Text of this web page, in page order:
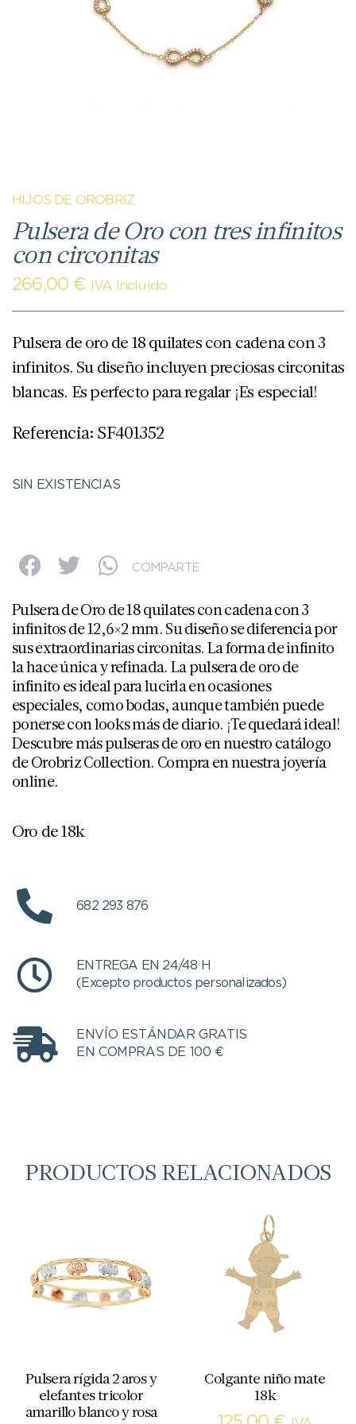
HIJOS DE OROBRIZ
Pulsera de Oro con tres infinitos
con circonitas
266,00 € IVA Incluido
Pulsera de oro de 18 quilates con cadena con 3
infinitos. Su diseño incluyen preciosas circonitas
blancas. Es perfecto para regalar ¡Es especial!
Referencia: SF401352
SIN EXISTENCIAS
COMPARTE
Pulsera de Oro de 18 quilates con cadena con 3
infinitos de 12,6×2 mm. Su diseño se diferencia por
sus extraordinarias circonitas. La forma de infinito
la hace única y refinada. La pulsera de oro de
infinito es ideal para lucirla en ocasiones
especiales, como bodas, aunque también puede
ponerse con looks más de diario. ¡Te quedará ideal!
Descubre más pulseras de oro en nuestro catálogo
de Orobriz Collection. Compra en nuestra joyería
online.
Oro de 18k
682 293 876
ENTREGA EN 24/48 H
(Excepto productos personalizados)
ENVÍO ESTÁNDAR GRATIS
EN COMPRAS DE 100 €
PRODUCTOS RELACIONADOS
Pulsera rígida 2 aros y
elefantes tricolor
amarillo blanco y rosa
Colgante niño mate
18k